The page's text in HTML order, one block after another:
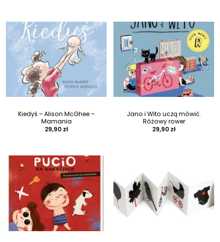
Kiedyś – Alison McGhee –
Mamania
29,90 zł
Jano i Wito uczą mówić.
Różowy rower
29,90 zł